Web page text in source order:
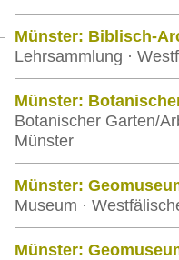
Münster: Biblisch-
Lehrsammlung ·
Münster:
Botanischer Garten/
Münster
Münster:
Museum ·
Münster: